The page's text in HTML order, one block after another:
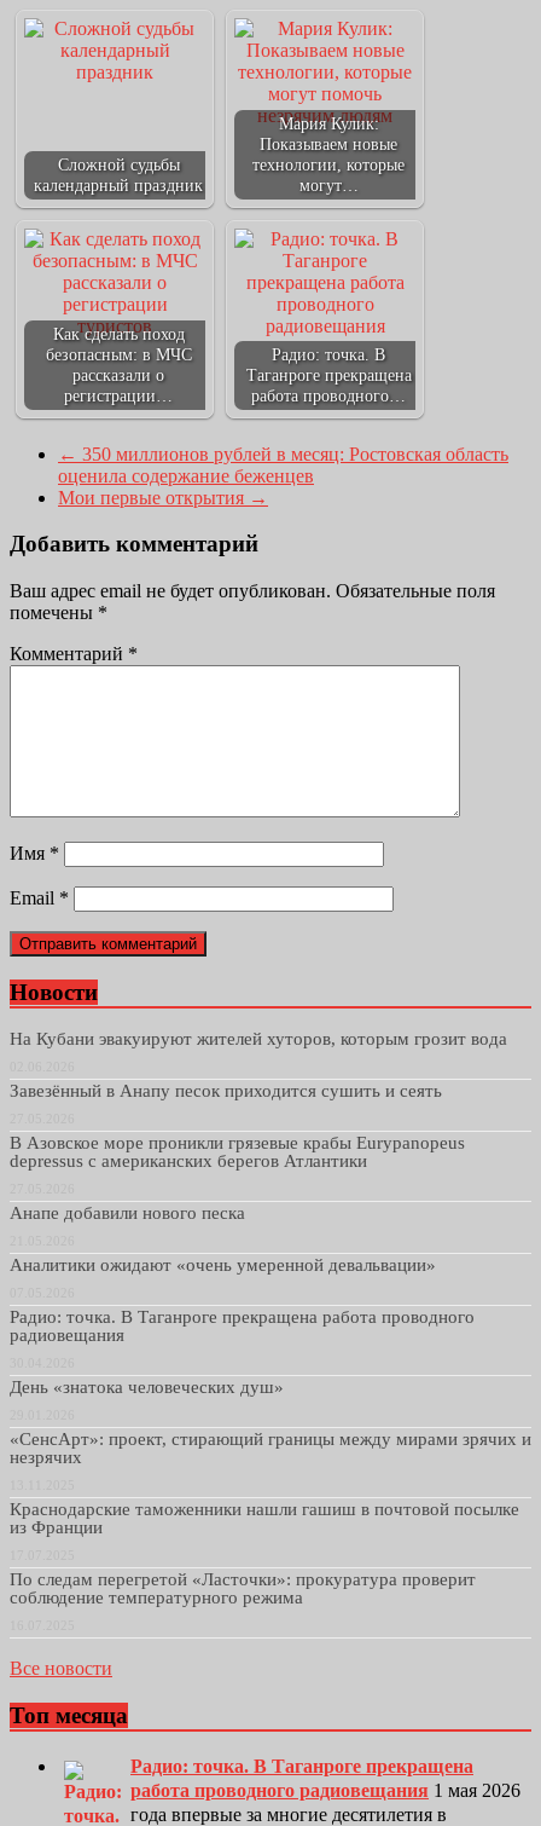
Сложной судьбы
календарный праздник
Мария Кулик:
Показываем новые
технологии, которые
могут…
Как сделать поход
безопасным: в МЧС
рассказали о
регистрации…
Радио: точка. В
Таганроге прекращена
работа проводного…
← 350 миллионов рублей в месяц: Ростовская область
оценила содержание беженцев
Мои первые открытия →
Добавить комментарий
Ваш адрес email не будет опубликован. Обязательные поля
помечены *
Комментарий *
Имя *
Email *
Новости
На Кубани эвакуируют жителей хуторов, которым грозит вода
Завезённый в Анапу песок приходится сушить и сеять
В Азовское море проникли грязевые крабы Eurypanopeus
depressus с американских берегов Атлантики
Анапе добавили нового песка
Аналитики ожидают «очень умеренной девальвации»
Радио: точка. В Таганроге прекращена работа проводного
радиовещания
День «знатока человеческих душ»
«СенсАрт»: проект, стирающий границы между мирами зрячих и
незрячих
Краснодарские таможенники нашли гашиш в почтовой посылке
из Франции
По следам перегретой «Ласточки»: прокуратура проверит
соблюдение температурного режима
Все новости
Топ месяца
Радио: точка. В Таганроге прекращена
работа проводного радиовещания 1 мая 2026
года впервые за многие десятилетия в